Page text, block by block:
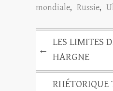
mondiale, Russie,
←
LES LIMITES
HARGNE
RHÉTORIQUE